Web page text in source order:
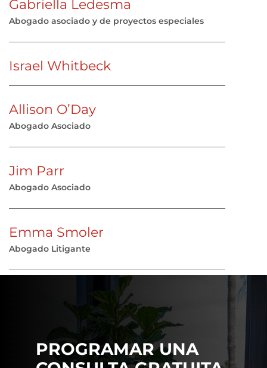
Gabriella Ledesma
Abogado asociado y de proyectos especiales
Israel Whitbeck
Allison O’Day
Abogado Asociado
Jim Parr
Abogado Asociado
Emma Smoler
Abogado Litigante
PROGRAMAR UNA